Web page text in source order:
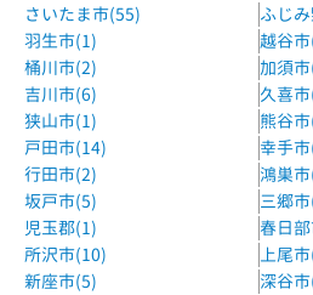
山手学院川越本部校
川越駅 東口 徒歩3分
山手学院川越西口校
川越駅 西口 徒歩8分
森塾川越駅前校
JR川越駅および東武川越駅下車徒歩
個別指導WAM牛子校
新河岸駅より車で5分
さいたま市(55)
ふじ
羽生市(1)
越谷
桶川市(2)
加須
吉川市(6)
久喜
狭山市(1)
熊谷
戸田市(14)
幸手
行田市(2)
鴻巣
坂戸市(5)
三郷
児玉郡(1)
春日
所沢市(10)
上尾
新座市(5)
深谷